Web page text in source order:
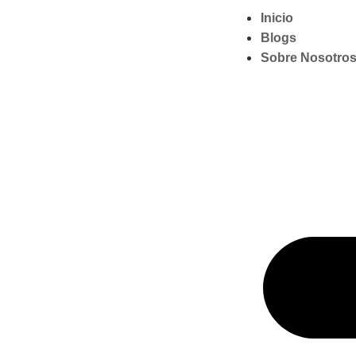
Inicio
Blogs
Sobre Nosotros